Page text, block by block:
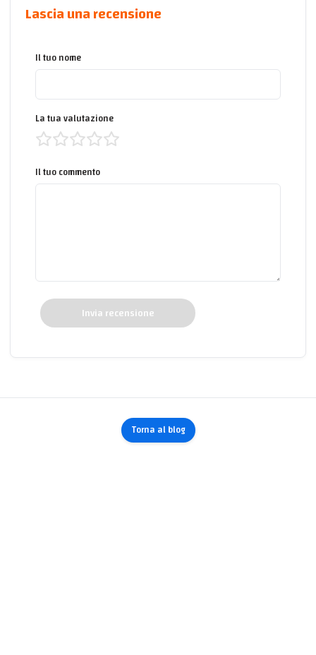
Lascia una recensione
Il tuo nome
La tua valutazione
Il tuo commento
Invia recensione
Torna al blog